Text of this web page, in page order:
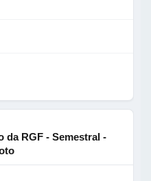
da RGF - Semestral -